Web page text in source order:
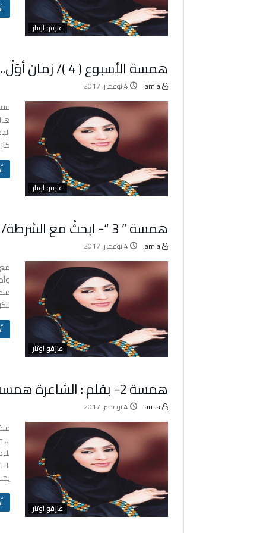
عازفو اوتار
همسة الأسبوع ( 4 )/ زمان أوّلْ.. تحَوَّلْ/بقلم : همسة يونس
4 نوفمبر، 2017
عازفو اوتار
همسة ” 3 “- ابحَثْ مع الشرطة/بقلم:همسة يونس
4 نوفمبر، 2017
عازفو اوتار
همسة 2- بقلم : الشاعرة همسة يونس
4 نوفمبر، 2017
عازفو اوتار
…